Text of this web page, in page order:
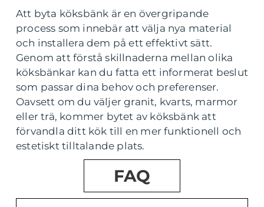
Att byta köksbänk är en övergripande
process som innebär att välja nya material
och installera dem på ett effektivt sätt.
Genom att förstå skillnaderna mellan olika
köksbänkar kan du fatta ett informerat beslut
som passar dina behov och preferenser.
Oavsett om du väljer granit, kvarts, marmor
eller trä, kommer bytet av köksbänk att
förvandla ditt kök till en mer funktionell och
estetiskt tilltalande plats.
FAQ